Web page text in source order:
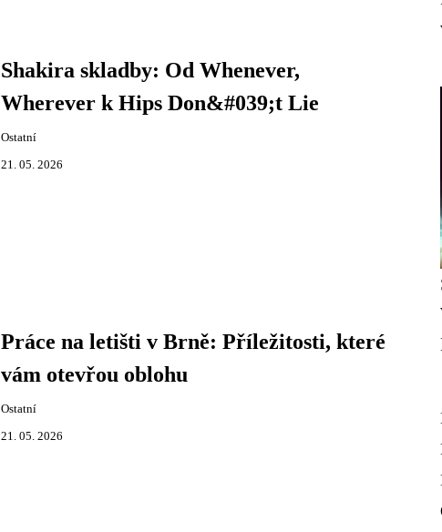
Shakira skladby: Od Whenever,
Wherever k Hips Don&#039;t Lie
Ostatní
21. 05. 2026
Práce na letišti v Brně: Příležitosti, které
vám otevřou oblohu
Ostatní
21. 05. 2026